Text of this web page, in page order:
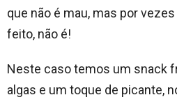
que não é mau, mas por
feito, não é!
Neste caso temos um snack
algas e um toque de picante,